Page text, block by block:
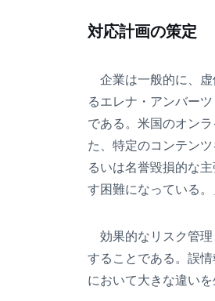
対応計画の策定
企業は一般的に、虚
るエレナ・アンバー
である。米国のオン
た、特定のコンテン
るいは名誉毀損的な
す困難になっている。
効果的なリスク管理
することである。誤
において大きな違いを